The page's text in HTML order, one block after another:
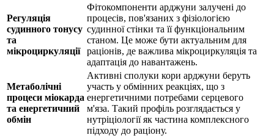
Регуляція
судинного тонусу
та
мікроциркуляції
Фітокомпоненти арджуни залучені до
процесів, пов'язаних з фізіологією
судинної стінки та її функціональним
станом. Це може бути актуальним для
раціонів, де важлива мікроциркуляція та
адаптація до навантажень.
Метаболічні
процеси міокарда
та енергетичний
обмін
Активні сполуки кори арджуни беруть
участь у обмінних реакціях, що з
енергетичними потребами серцевого
м'яза. Такий профіль розглядається у
нутріціології як частина комплексного
підходу до раціону.